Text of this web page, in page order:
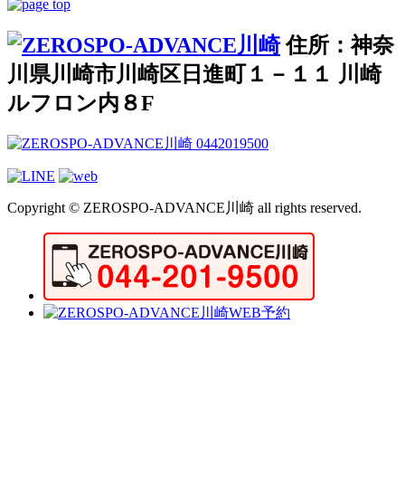
住所：神奈
川県川崎市川崎区日進町１－１１ 川崎
ルフロン内８F
Copyright © ZEROSPO-ADVANCE川崎 all rights reserved.